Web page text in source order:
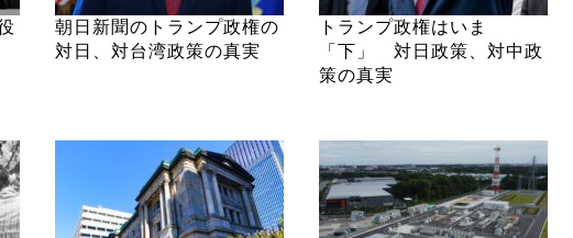
朝日新聞のトランプ政権の
対日、対台湾政策の真実
トランプ政権はいま
「下」 対日政策、対中政
策の真実